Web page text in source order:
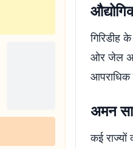
गिरिडीह
ओर जेल
आपराधिक
अमन
कई